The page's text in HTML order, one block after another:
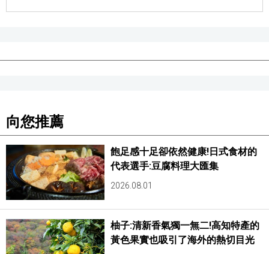
向您推薦
飽足感十足卻依然健康!日式食材的
代表選手:豆腐料理大匯集
2026.08.01
柚子:清新香氣獨一無二!高知特產的
黃色果實也吸引了海外的熱切目光